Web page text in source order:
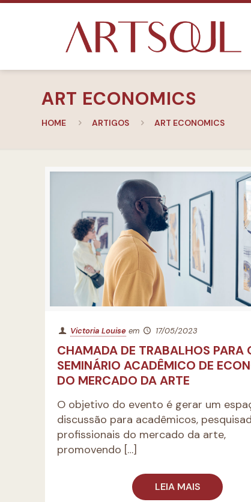
ART ECONOMICS
HOME ARTIGOS ART ECONOMICS
Victoria Louise em 17/05/2023
CHAMADA DE TRABALHOS PARA
SEMINÁRIO ACADÊMICO DE
DO MERCADO DA ARTE
O objetivo do evento é gerar um
discussão para acadêmicos,
profissionais do mercado da arte,
promovendo […]
LEIA MAIS